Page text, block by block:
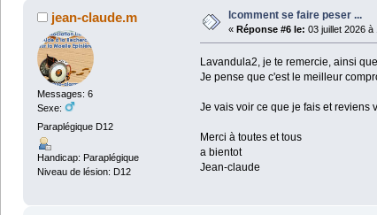
jean-claude.m
Messages: 6
Sexe:
Paraplégique D12
Handicap: Paraplégique
Niveau de lésion: D12
lcomment se faire peser ...
« Réponse #6 le: 03 juillet 2026 à
Lavandula2, je te remercie, ainsi
Je pense que c'est le meilleur
Je vais voir ce que je fais et reviens
Merci à toutes et tous
a bientot
Jean-claude